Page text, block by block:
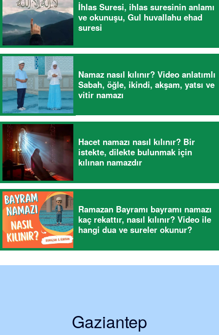
İhlas Suresi, ihlas suresinin anlamı
ve okunuşu, Gul huvallahu ehad
suresi
Namaz nasıl kılınır? Video anlatımlı
Sabah, öğle, ikindi, akşam, yatsı ve
vitir namazı
Hacet namazı nasıl kılınır? Bir
istekte, dilekte bulunmak için
kılınan namazdır
Ramazan Bayramı bayramı namazı
kaç rekattır, nasıl kılınır? Video ile
hangi dua ve sureler okunur?
Gaziantep